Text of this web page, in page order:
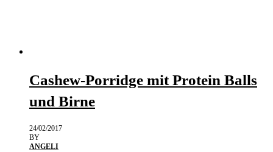
Cashew-Porridge mit Protein Balls
und Birne
24/02/2017
BY
ANGELI